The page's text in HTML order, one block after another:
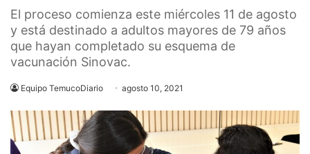
El proceso comienza este miércoles 11 de agosto
y está destinado a adultos mayores de 79 años
que hayan completado su esquema de
vacunación Sinovac.
Equipo TemucoDiario agosto 10, 2021